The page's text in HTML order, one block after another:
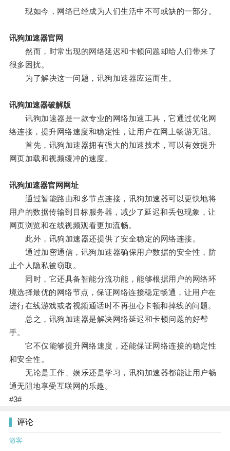
现如今，网络已经成为人们生活中不可或缺的一部分。
讯狗加速器官网
然而，时常出现的网络延迟和卡顿问题却给人们带来了
很多困扰。
为了解决这一问题，讯狗加速器应运而生。
讯狗加速器破解版
讯狗加速器是一款专业的网络加速工具，它通过优化网
络连接，提升网络速度和稳定性，让用户在网上畅游无阻。
首先，讯狗加速器拥有强大的加速技术，可以有效提升
网页加载和视频缓冲的速度。
讯狗加速器官网网址
通过智能路由和多节点连接，讯狗加速器可以更快地将
用户的数据传输到目标服务器，减少了延迟和丢包现象，让
网页浏览和在线视频观看更加流畅。
此外，讯狗加速器还提供了安全稳定的网络连接。
通过加密通信，讯狗加速器确保用户数据的安全性，防
止个人隐私被窃取。
同时，它还具备智能分流功能，能够根据用户的网络环
境选择最优的网络节点，保证网络连接稳定畅通，让用户在
进行在线游戏或者视频通话时不再担心卡顿和掉线的问题。
总之，讯狗加速器是解决网络延迟和卡顿问题的好帮
手。
它不仅能够提升网络速度，还能保证网络连接的稳定性
和安全性。
无论是工作、娱乐还是学习，讯狗加速器都能让用户畅
通无阻地享受互联网的乐趣。
#3#
评论
游客